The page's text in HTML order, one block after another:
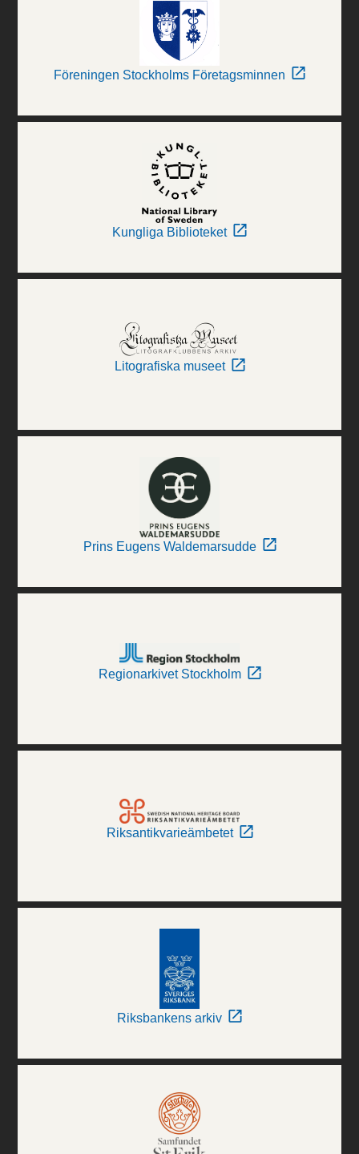
Föreningen Stockholms Företagsminnen
Kungliga Biblioteket
Litografiska museet
Prins Eugens Waldemarsudde
Regionarkivet Stockholm
Riksantikvarieämbetet
Riksbankens arkiv